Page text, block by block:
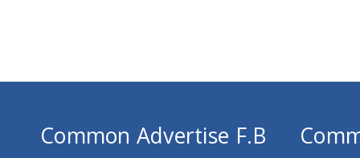
Common Advertise F.B